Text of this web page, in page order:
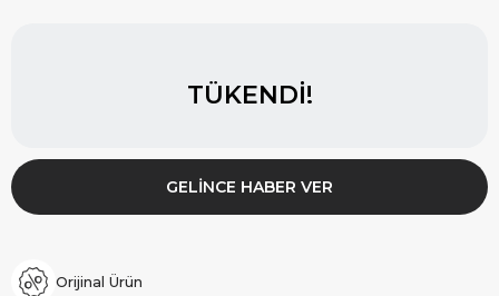
TÜKENDI!
GELINCE HABER VER
Orijinal Ürün